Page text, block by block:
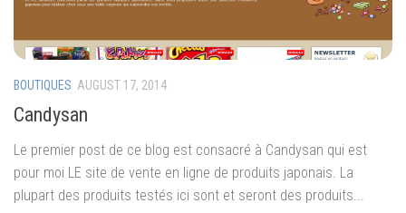
BOUTIQUES AUGUST 17, 2014
Candysan
Le premier post de ce blog est consacré à Candysan qui est
pour moi LE site de vente en ligne de produits japonais. La
plupart des produits testés ici sont et seront des produits...